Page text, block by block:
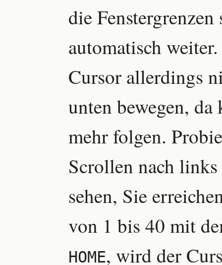
die
automatisch
Cursor allerdings
unten bewegen,
mehr folgen.
Scrollen nach
sehen, Sie
von 1 bis 40 mit
HOME, wird der